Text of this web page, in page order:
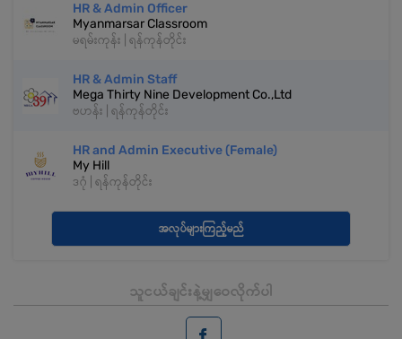
HR & Admin Officer
Myanmarsar Classroom
မရမ်းကုန်း | ရန်ကုန်တိုင်း
HR & Admin Staff
Mega Thirty Nine Development Co.,Ltd
ဗဟန်း | ရန်ကုန်တိုင်း
HR and Admin Executive (Female)
My Hill
ဒဂုံ | ရန်ကုန်တိုင်း
အလုပ်များကြည့်မည်
သူငယ်ချင်းနဲ့မျှဝေလိုက်ပါ